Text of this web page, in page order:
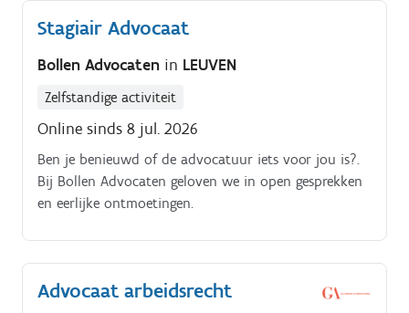
Stagiair Advocaat
Bollen Advocaten in LEUVEN
Zelfstandige activiteit
Online sinds 8 jul. 2026
Ben je benieuwd of de advocatuur iets voor jou is?.
Bij Bollen Advocaten geloven we in open gesprekken
en eerlijke ontmoetingen.
Advocaat arbeidsrecht